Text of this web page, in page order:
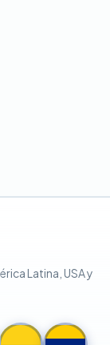
Latina, USA y